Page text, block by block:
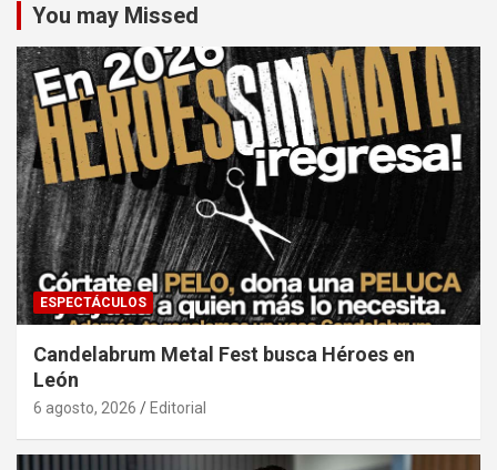
You may Missed
ESPECTÁCULOS
Candelabrum Metal Fest busca Héroes en
León
6 agosto, 2026 Editorial